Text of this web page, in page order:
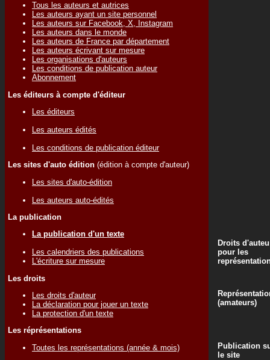
Tous les auteurs et autrices
Les auteurs ayant un site personnel
Les auteurs sur Facebook, X, Instagram
Les auteurs dans le monde
Les auteurs de France par département
Les auteurs écrivant sur mesure
Les organisations d'auteurs
Les conditions de publication auteur
Abonnement
Les éditeurs à compte d'éditeur
Les éditeurs
Les auteurs édités
Les conditions de publication éditeur
Les sites d'auto édition (édition à compte d'auteur)
Les sites d'auto-édition
Les auteurs auto-édités
La publication
La publication d'un texte
Les calendriers des publications
L'écriture sur mesure
Les droits
Les droits d'auteur
La déclaration pour jouer un texte
La protection d'un texte
Les réprésentations
Toutes les représentations (année & mois)
Droits
pour les
(amateurs)
Publication
le site